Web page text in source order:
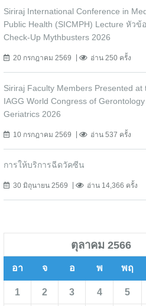
Siriraj International Conference in
Public Health (SICMPH) Lecture หัวข้
Check-Up Mythbusters 2026
20 กรกฎาคม 2569 อ่าน 250 ครั้ง
Siriraj Faculty Members Presented at
IAGG World Congress of
Geriatrics 2026
10 กรกฎาคม 2569 อ่าน 537 ครั้ง
การให้บริการฉีดวัคซีน
30 มิถุนายน 2569 อ่าน 14,366 ครั้ง
ตุลาคม 2566
อา จ อ พ พฤ
1 2 3 4 5